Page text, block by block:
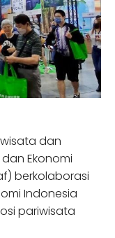
dan
Ekonomi
berkolaborasi
Indonesia
pariwisata